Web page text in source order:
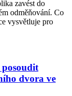
zavést do
odměňování. Co
vysvětluje pro
dvora ve